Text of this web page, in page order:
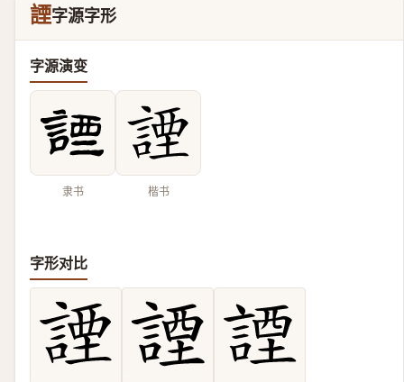
諲字源字形
字源演变
隶书 楷书
字形对比